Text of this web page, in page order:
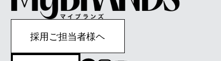
採用ご担当者様ヘ